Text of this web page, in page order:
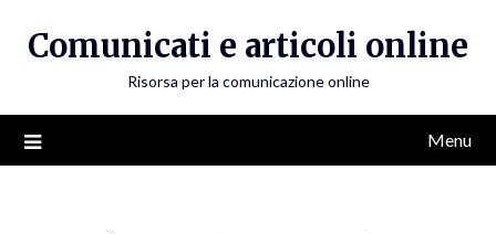
Comunicati e articoli online
Risorsa per la comunicazione online
Menu